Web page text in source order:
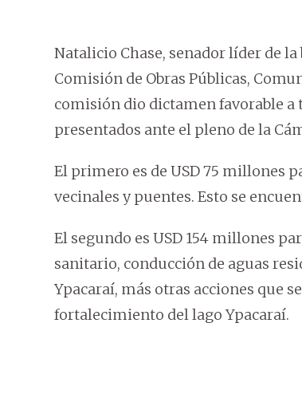
Natalicio Chase, senador líder de
Comisión de Obras Públicas,
comisión dio dictamen favorable a
presentados ante el pleno de la
El primero es de USD 75 millones
vecinales y puentes. Esto se
El segundo es USD 154 millones
sanitario, conducción de aguas
Ypacaraí, más otras acciones que
fortalecimiento del lago Ypacaraí.